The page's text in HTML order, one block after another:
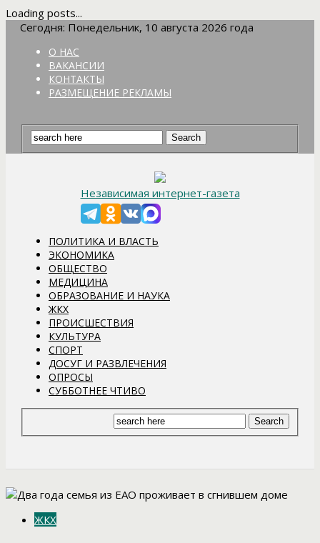
Loading posts...
Сегодня: Понедельник, 10 августа 2026 года
О НАС
ВАКАНСИИ
КОНТАКТЫ
РАЗМЕЩЕНИЕ РЕКЛАМЫ
Независимая интернет-газета
ПОЛИТИКА И ВЛАСТЬ
ЭКОНОМИКА
ОБЩЕСТВО
МЕДИЦИНА
ОБРАЗОВАНИЕ И НАУКА
ЖКХ
ПРОИСШЕСТВИЯ
КУЛЬТУРА
СПОРТ
ДОСУГ И РАЗВЛЕЧЕНИЯ
ОПРОСЫ
СУББОТНЕЕ ЧТИВО
ЖКХ